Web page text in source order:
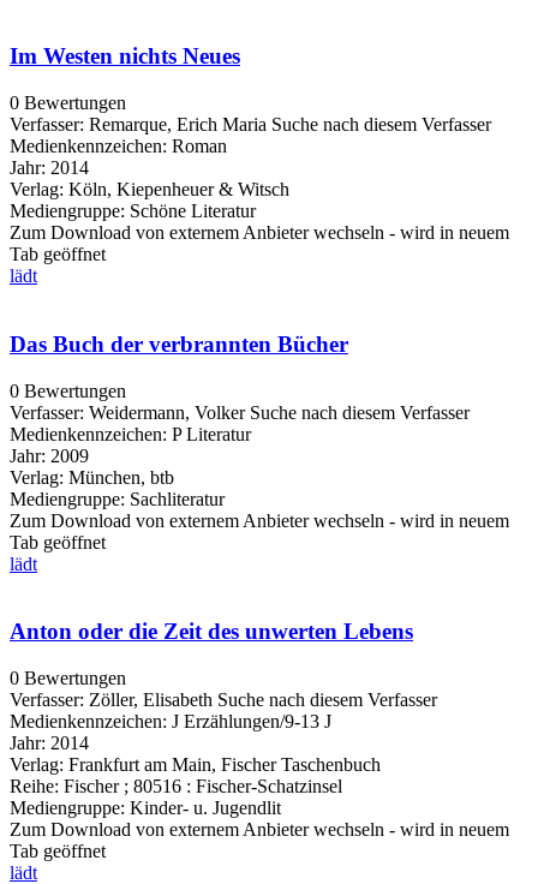
Im Westen nichts Neues
0 Bewertungen
Verfasser: Remarque, Erich Maria Suche nach diesem Verfasser
Medienkennzeichen: Roman
Jahr: 2014
Verlag: Köln, Kiepenheuer & Witsch
Mediengruppe: Schöne Literatur
Zum Download von externem Anbieter wechseln - wird in neuem
Tab geöffnet
lädt
Das Buch der verbrannten Bücher
0 Bewertungen
Verfasser: Weidermann, Volker Suche nach diesem Verfasser
Medienkennzeichen: P Literatur
Jahr: 2009
Verlag: München, btb
Mediengruppe: Sachliteratur
Zum Download von externem Anbieter wechseln - wird in neuem
Tab geöffnet
lädt
Anton oder die Zeit des unwerten Lebens
0 Bewertungen
Verfasser: Zöller, Elisabeth Suche nach diesem Verfasser
Medienkennzeichen: J Erzählungen/9-13 J
Jahr: 2014
Verlag: Frankfurt am Main, Fischer Taschenbuch
Reihe: Fischer ; 80516 : Fischer-Schatzinsel
Mediengruppe: Kinder- u. Jugendlit
Zum Download von externem Anbieter wechseln - wird in neuem
Tab geöffnet
lädt